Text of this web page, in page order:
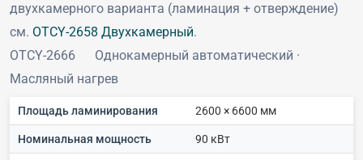
двухкамерного варианта (ламинация + отверждение)
см. OTCY-2658 Двухкамерный.
OTCY-2666
Однокамерный автоматический ·
Масляный нагрев
Площадь ламинирования 2600 × 6600 мм
Номинальная мощность 90 кВт